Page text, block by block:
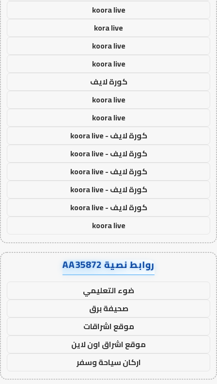
koora live
kora live
koora live
koora live
كورة لايف
koora live
koora live
كورة لايف - koora live
كورة لايف - koora live
كورة لايف - koora live
كورة لايف - koora live
كورة لايف - koora live
koora live
روابط نصية AA35872
ضوء التعليمي
صحيفة برق
موقع اشراقات
موقع اشراق اون لاين
اركان سياحة وسفر